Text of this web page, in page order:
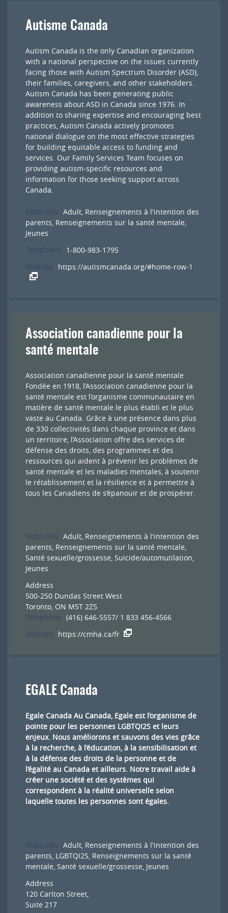
Autisme Canada
Autism Canada is the only Canadian organization
with a national perspective on the issues currently
facing those with Autism Spectrum Disorder (ASD),
their families, caregivers, and other stakeholders.
Autism Canada has been generating public
awareness about ASD in Canada since 1976. In
addition to sharing expertise and encouraging best
practices, Autism Canada actively promotes
national dialogue on the most effective strategies
for building equitable access to funding and
services. Our Family Services Team focuses on
providing autism-specific resources and
information for those seeking support across
Canada.
Adult, Renseignements à l'intention des
parents, Renseignements sur la santé mentale,
Jeunes
1-800-983-1795
https://autismcanada.org/#home-row-1
Association canadienne pour la
santé mentale
Association canadienne pour la santé mentale
Fondée en 1918, l’Association canadienne pour la
santé mentale est l’organisme communautaire en
matière de santé mentale le plus établi et le plus
vaste au Canada. Grâce à une présence dans plus
de 330 collectivités dans chaque province et dans
un territoire, l’Association offre des services de
défense des droits, des programmes et des
ressources qui aident à prévenir les problèmes de
santé mentale et les maladies mentales, à soutenir
le rétablissement et la résilience et à permettre à
tous les Canadiens de s’épanouir et de prospérer.
Adult, Renseignements à l'intention des
parents, Renseignements sur la santé mentale,
Santé sexuelle/grossesse, Suicide/automutilation,
Jeunes
Address
500-250 Dundas Street West
Toronto, ON M5T 2Z5
(416) 646-5557/ 1 833 456-4566
https://cmha.ca/fr
EGALE Canada
Egale Canada Au Canada, Egale est l’organisme de
pointe pour les personnes LGBTQI2S et leurs
enjeux. Nous améliorons et sauvons des vies grâce
à la recherche, à l’éducation, à la sensibilisation et
à la défense des droits de la personne et de
l’égalité au Canada et ailleurs. Notre travail aide à
créer une société et des systèmes qui
correspondent à la réalité universelle selon
laquelle toutes les personnes sont égales.
Adult Renseignements à l'intention des
parents LGBTQI2S Renseignements sur la santé
mentale Santé sexuelle/grossesse Jeunes
Address
120 Carlton Street,
Suite 217